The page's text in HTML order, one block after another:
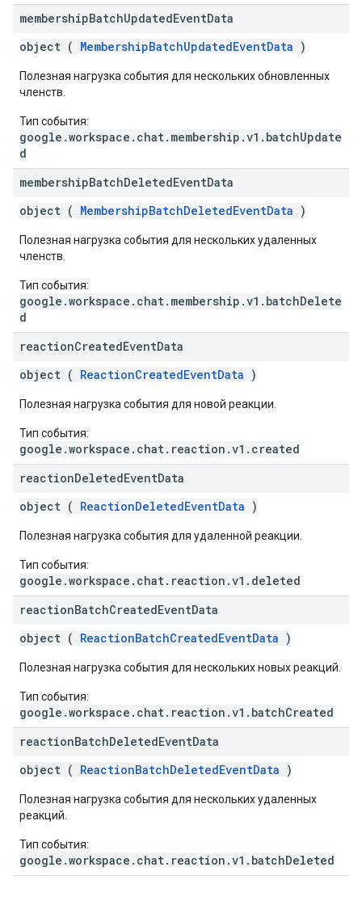
membershipBatchUpdatedEventData
object ( MembershipBatchUpdatedEventData )
Полезная нагрузка события для нескольких обновленных
членств.
Тип события:
google.workspace.chat.membership.v1.batchUpdate
d
membershipBatchDeletedEventData
object ( MembershipBatchDeletedEventData )
Полезная нагрузка события для нескольких удаленных
членств.
Тип события:
google.workspace.chat.membership.v1.batchDelete
d
reactionCreatedEventData
object ( ReactionCreatedEventData )
Полезная нагрузка события для новой реакции.
Тип события:
google.workspace.chat.reaction.v1.created
reactionDeletedEventData
object ( ReactionDeletedEventData )
Полезная нагрузка события для удаленной реакции.
Тип события:
google.workspace.chat.reaction.v1.deleted
reactionBatchCreatedEventData
object ( ReactionBatchCreatedEventData )
Полезная нагрузка события для нескольких новых реакций.
Тип события:
google.workspace.chat.reaction.v1.batchCreated
reactionBatchDeletedEventData
object ( ReactionBatchDeletedEventData )
Полезная нагрузка события для нескольких удаленных
реакций.
Тип события:
google.workspace.chat.reaction.v1.batchDeleted